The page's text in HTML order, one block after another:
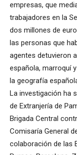
empresas, que
trabajadores en la
dos millones de
las personas que
agentes detuvieron
española, marroquí
la geografía
La investigación ha
de Extranjería de
Brigada Central
Comisaría General
colaboración de las